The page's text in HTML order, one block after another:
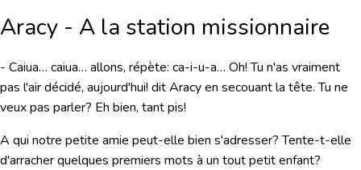
Aracy - A la station missionnaire
- Caiua… caiua… allons, répète: ca-i-u-a… Oh! Tu n'as vraiment
pas l'air décidé, aujourd'hui! dit Aracy en secouant la tête. Tu ne
veux pas parler? Eh bien, tant pis!
A qui notre petite amie peut-elle bien s'adresser? Tente-t-elle
d'arracher quelques premiers mots à un tout petit enfant?